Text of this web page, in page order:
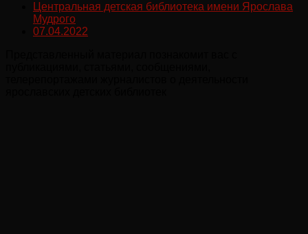
Центральная детская библиотека имени Ярослава
Мудрого
07.04.2022